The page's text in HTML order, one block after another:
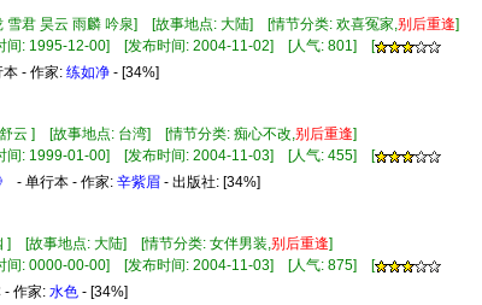
雪君 昊云 雨麟 吟泉] [故事地点: 大陆] [情节分类: 欢喜冤家,别 后重逢]
间: 1995-12-00] [发布时间: 2004-11-02] [人气: 801] [
本 - 作家: 练如净 - [34%]
舒云 ] [故事地点: 台湾] [情节分类: 痴心不改,别 后重逢]
间: 1999-01-00] [发布时间: 2004-11-03] [人气: 455] [
- 单行本 - 作家: 辛紫眉 - 出版社: [34%]
] [故事地点: 大陆] [情节分类: 女伴男装,别 后重逢]
间: 0000-00-00] [发布时间: 2004-11-03] [人气: 875] [
- 作家: 水色 - [34%]